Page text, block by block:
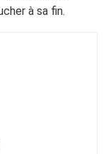
à sa fin.